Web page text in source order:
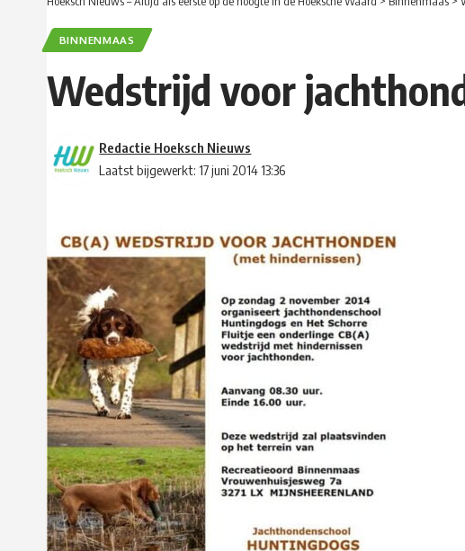
BINNENMAAS
Wedstrijd voor
Laatst bijgewerkt: 17 juni 2014 13:36
Redactie Hoeksch Nieuws